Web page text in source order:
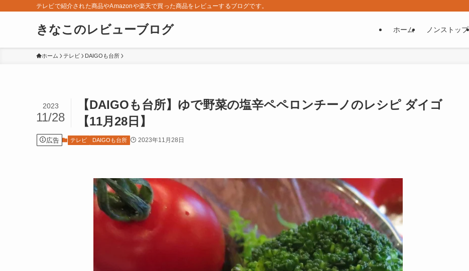
テレビで紹介された商品やAmazonや楽天で買った商品をレビューするブログです。
きなこのレビューブログ ホーム ノンストップ
ホーム テレビ DAIGOも台所
【DAIGOも台所】ゆで野菜の塩辛ペペロンチーノのレシピ ダイゴ
【11月28日】
2023
11/28
広告 テレビ DAIGOも台所 2023年11月28日